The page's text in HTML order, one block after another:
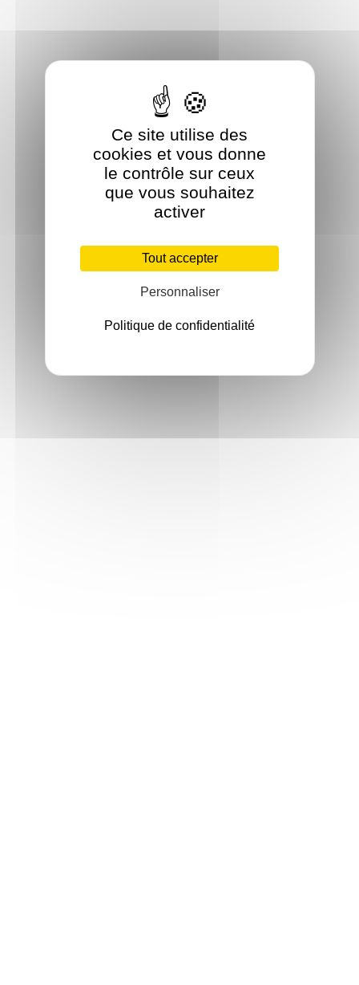
Ce site utilise des
cookies et vous donne
le contrôle sur ceux
que vous souhaitez
activer
Tout accepter
Personnaliser
Politique de confidentialité